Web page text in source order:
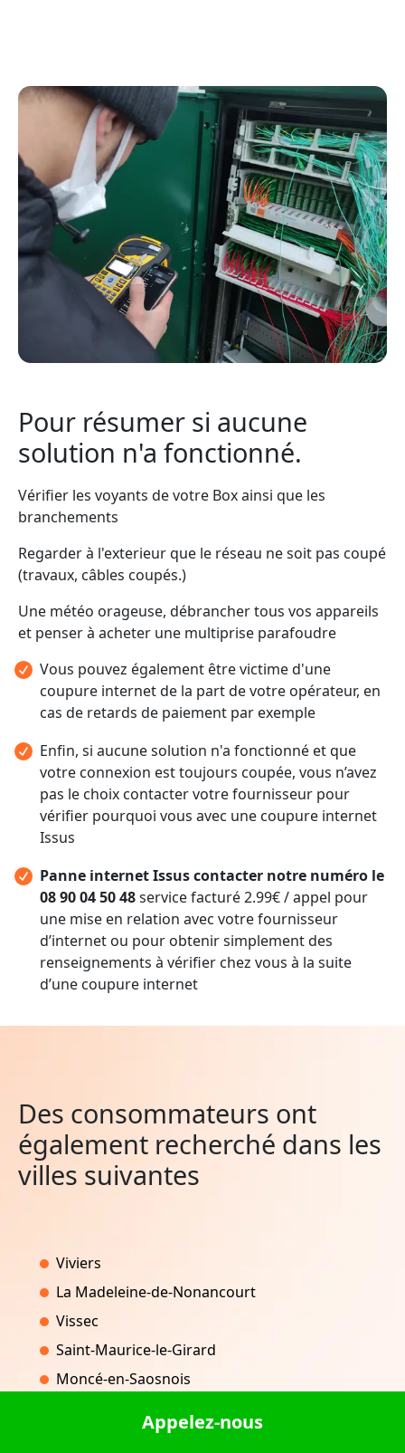
Pour résumer si aucune
solution n'a fonctionné.
Vérifier les voyants de votre Box ainsi que les
branchements
Regarder à l'exterieur que le réseau ne soit pas coupé
(travaux, câbles coupés.)
Une météo orageuse, débrancher tous vos appareils
et penser à acheter une multiprise parafoudre
Vous pouvez également être victime d'une
coupure internet de la part de votre opérateur, en
cas de retards de paiement par exemple
Enfin, si aucune solution n'a fonctionné et que
votre connexion est toujours coupée, vous n’avez
pas le choix contacter votre fournisseur pour
vérifier pourquoi vous avec une coupure internet
Issus
Panne internet Issus contacter notre numéro le
08 90 04 50 48service facturé 2.99€ / appel pour
une mise en relation avec votre fournisseur
d’internet ou pour obtenir simplement des
renseignements à vérifier chez vous à la suite
d’une coupure internet
Des consommateurs ont
également recherché dans les
villes suivantes
Viviers
La Madeleine-de-Nonancourt
Vissec
Saint-Maurice-le-Girard
Moncé-en-Saosnois
Villeneuve-en-Perseigne
Appelez-nous